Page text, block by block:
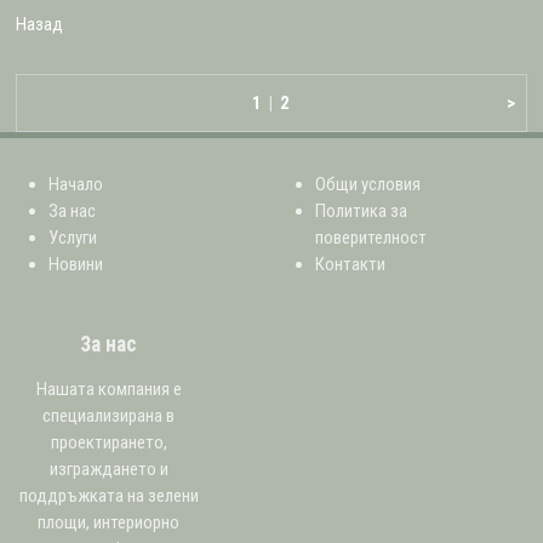
Назад
1 2 >
Начало
За нас
Услуги
Новини
Общи условия
Политика за
поверителност
Контакти
За нас
Нашата компания е
специализирана в
проектирането,
изграждането и
поддръжката на зелени
площи, интериорно